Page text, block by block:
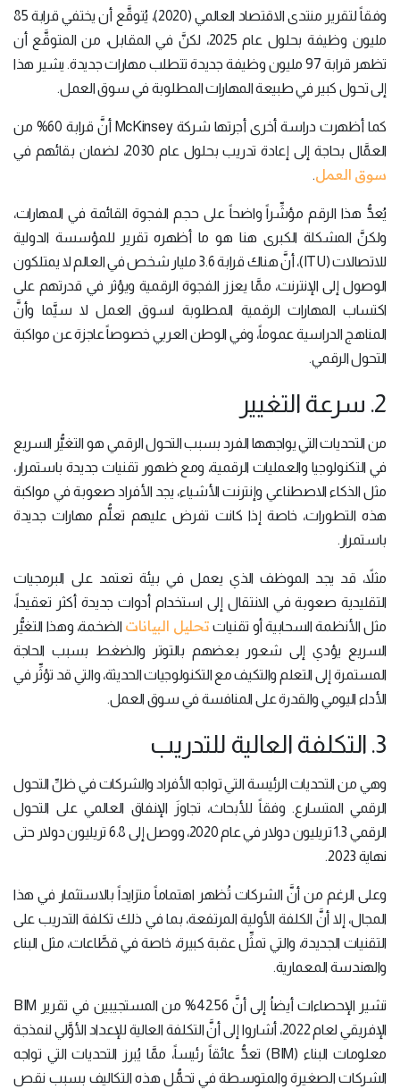
وفقاً لتقرير منتدى الاقتصاد العالمي (2020)، يُتوقَّع أن يختفي قرابة 85
مليون وظيفة بحلول عام 2025، لكنَّ في المقابل، من المتوقَّع أن
تظهر قرابة 97 مليون وظيفة جديدة تتطلب مهارات جديدة. يشير هذا
إلى تحول كبير في طبيعة المهارات المطلوبة في سوق العمل.
كما أظهرت دراسة أخرى أجرتها شركة McKinsey أنَّ قرابة 60% من
العمَّال بحاجة إلى إعادة تدريب بحلول عام 2030، لضمان بقائهم في
سوق العمل.
يُعدُّ هذا الرقم مؤشِّراً واضحاً على حجم الفجوة القائمة في المهارات،
ولكنَّ المشكلة الكبرى هنا هو ما أظهره تقرير للمؤسسة الدولية
للاتصالات (ITU)، أنَّ هناك قرابة 3.6 مليار شخص في العالم لا يمتلكون
الوصول إلى الإنترنت، ممَّا يعزز الفجوة الرقمية ويؤثر في قدرتهم على
اكتساب المهارات الرقمية المطلوبة لسوق العمل لا سيَّما وأنَّ
المناهج الدراسية عموماً، وفي الوطن العربي خصوصاً عاجزة عن مواكبة
التحول الرقمي.
2. سرعة التغيير
من التحديات التي يواجهها الفرد بسبب التحول الرقمي هو التغيُّر السريع
في التكنولوجيا والعمليات الرقمية، ومع ظهور تقنيات جديدة باستمرار،
مثل الذكاء الاصطناعي وإنترنت الأشياء، يجد الأفراد صعوبة في مواكبة
هذه التطورات، خاصة إذا كانت تفرض عليهم تعلُّم مهارات جديدة
باستمرار.
مثلاً، قد يجد الموظف الذي يعمل في بيئة تعتمد على البرمجيات
التقليدية صعوبة في الانتقال إلى استخدام أدوات جديدة أكثر تعقيداً،
مثل الأنظمة السحابية أو تقنيات تحليل البيانات الضخمة، وهذا التغيُّر
السريع يؤدي إلى شعور بعضهم بالتوتر والضغط بسبب الحاجة
المستمرة إلى التعلم والتكيف مع التكنولوجيات الحديثة، والتي قد تؤثِّر في
الأداء اليومي والقدرة على المنافسة في سوق العمل.
3. التكلفة العالية للتدريب
وهي من التحديات الرئيسة التي تواجه الأفراد والشركات في ظلِّ التحول
الرقمي المتسارع. وفقاً للأبحاث، تجاوزَ الإنفاق العالمي على التحول
الرقمي 1.3 تريليون دولار في عام 2020، ووصل إلى 6.8 تريليون دولار حتى
نهاية 2023.
وعلى الرغم من أنَّ الشركات تُظهر اهتماماً متزايداً بالاستثمار في هذا
المجال، إلا أنَّ الكلفة الأولية المرتفعة، بما في ذلك تكلفة التدريب على
التقنيات الجديدة، والتي تمثِّل عقبة كبيرة، خاصة في قطَّاعات، مثل البناء
والهندسة المعمارية.
تشير الإحصاءات أيضاُ إلى أنَّ 42.56% من المستجيبين في تقرير BIM
الإفريقي لعام 2022، أشاروا إلى أنَّ التكلفة العالية للإعداد الأوَّلي لنمذجة
معلومات البناء (BIM) تعدُّ عائقاً رئيساً، ممَّا يُبرز التحديات التي تواجه
الشركات الصغيرة والمتوسطة في تحمُّل هذه التكاليف بسبب نقص